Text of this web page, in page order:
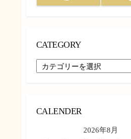
CATEGORY
CATEGORY
CALENDER
2026年8月